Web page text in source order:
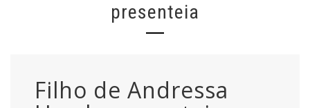
presenteia
Filho de Andressa